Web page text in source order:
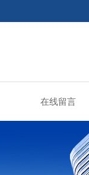
在线留言